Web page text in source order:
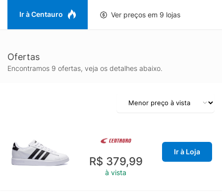
Ir à Centauro Ver preços em 9 lojas
Ofertas
Encontramos 9 ofertas, veja os detalhes abaixo.
R$ 379,99
à vista
Ir à Loja